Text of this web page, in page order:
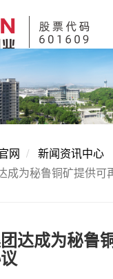
网
新闻资讯中心
成为秘鲁铜矿提供可
达成为秘鲁